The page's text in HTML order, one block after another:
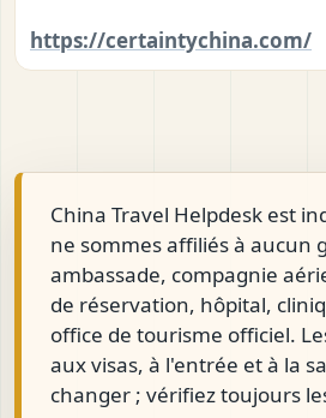
https://certaintychina.com/
China Travel Helpdesk est
ne sommes affiliés à aucun
ambassade, compagnie
de réservation, hôpital,
office de tourisme officiel.
aux visas, à l'entrée et à la
changer ; vérifiez toujours